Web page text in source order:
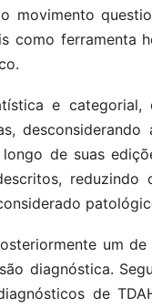
movimento
como ferramenta
e categorial,
desconsiderando
de suas
reduzindo
um
diagnóstica.
de